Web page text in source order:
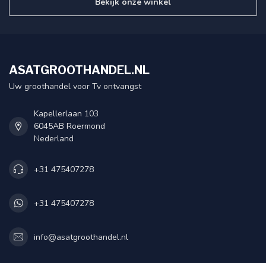
ASATGROOTHANDEL.NL
Uw groothandel voor Tv ontvangst
Kapellerlaan 103
6045AB Roermond
Nederland
+31 475407278
+31 475407278
info@asatgroothandel.nl